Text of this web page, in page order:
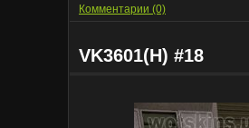
Комментарии (0)
VK3601(H) #18